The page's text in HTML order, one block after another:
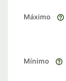
Máximo
Mínimo